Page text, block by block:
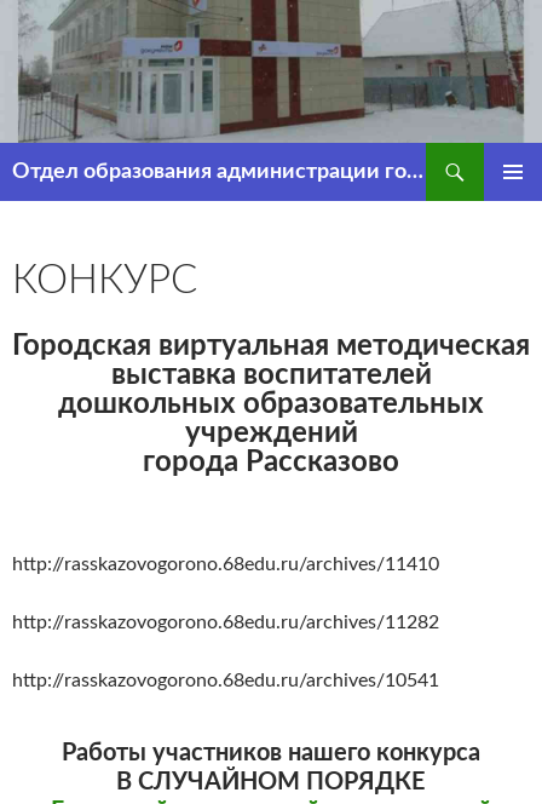
Перейти
содержимому
Отдел образования администрации города Рассказово
КОНКУРС
Городская виртуальная методическая
выставка воспитателей
дошкольных образовательных
учреждений
города Рассказово
http://rasskazovogorono.68edu.ru/archives/11410
http://rasskazovogorono.68edu.ru/archives/11282
http://rasskazovogorono.68edu.ru/archives/10541
Работы участников нашего конкурса
В СЛУЧАЙНОМ ПОРЯДКЕ